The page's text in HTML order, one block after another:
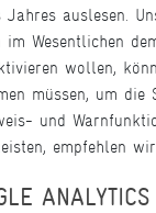
Jahres auslesen.
im Wesentlichen
wollen,
müssen, um
und
empfehlen
ANALYTICS